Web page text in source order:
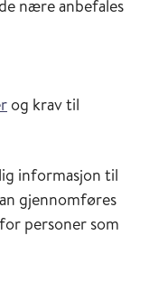
nære anbefales
og krav til
informasjon til
gjennomføres
personer som